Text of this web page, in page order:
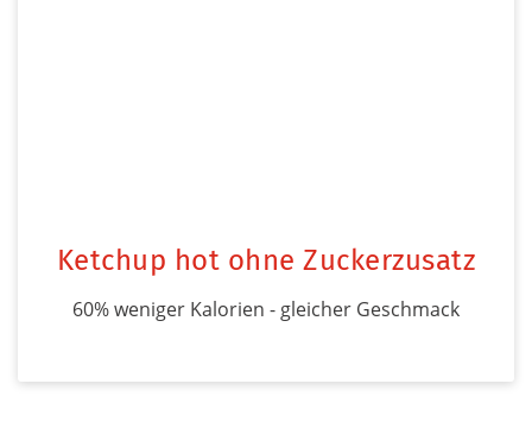
Ketchup hot ohne Zuckerzusatz
60% weniger Kalorien - gleicher Geschmack